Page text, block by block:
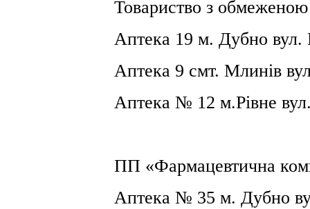
Товариство з обмеженою
Аптека 19 м. Дубно вул.
Аптека 9 смт. Млинів
Аптека № 12 м.Рівне
ПП «Фармацевтична
Аптека № 35 м. Дубно